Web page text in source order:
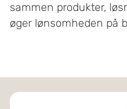
sammen produkter,
øger lønsomheden på